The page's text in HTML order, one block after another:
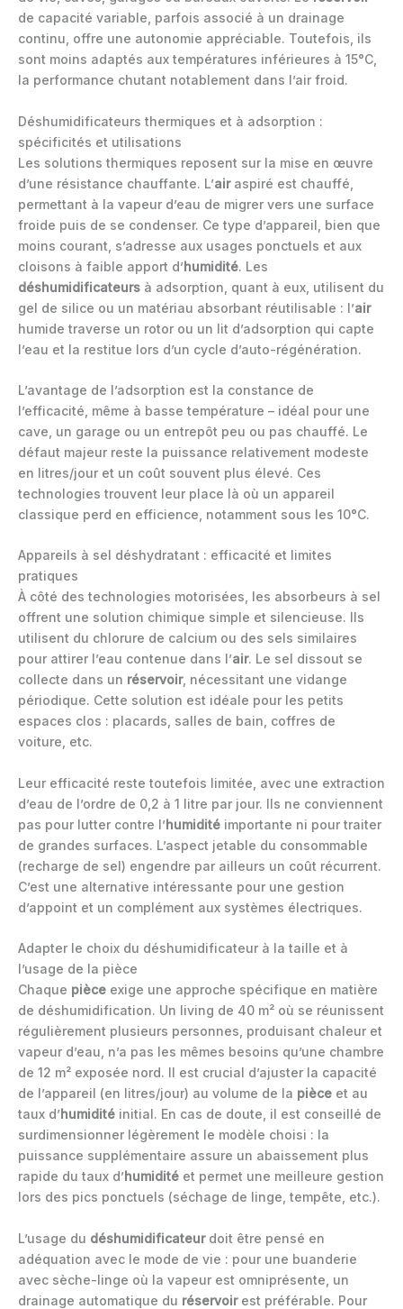
de capacité variable, parfois associé à un drainage
continu, offre une autonomie appréciable. Toutefois, ils
sont moins adaptés aux températures inférieures à 15°C,
la performance chutant notablement dans l’air froid.
Déshumidificateurs thermiques et à adsorption :
spécificités et utilisations
Les solutions thermiques reposent sur la mise en œuvre
d’une résistance chauffante. L’airaspiré est chauffé,
permettant à la vapeur d’eau de migrer vers une surface
froide puis de se condenser. Ce type d’appareil, bien que
moins courant, s’adresse aux usages ponctuels et aux
cloisons à faible apport d’humidité. Les
déshumidificateurs à adsorption, quant à eux, utilisent du
gel de silice ou un matériau absorbant réutilisable : l’air
humide traverse un rotor ou un lit d’adsorption qui capte
l’eau et la restitue lors d’un cycle d’auto-régénération.
L’avantage de l’adsorption est la constance de
l’efficacité, même à basse température – idéal pour une
cave, un garage ou un entrepôt peu ou pas chauffé. Le
défaut majeur reste la puissance relativement modeste
en litres/jour et un coût souvent plus élevé. Ces
technologies trouvent leur place là où un appareil
classique perd en efficience, notamment sous les 10°C.
Appareils à sel déshydratant : efficacité et limites
pratiques
À côté des technologies motorisées, les absorbeurs à sel
offrent une solution chimique simple et silencieuse. Ils
utilisent du chlorure de calcium ou des sels similaires
pour attirer l’eau contenue dans l’air. Le sel dissout se
collecte dans un réservoir, nécessitant une vidange
périodique. Cette solution est idéale pour les petits
espaces clos : placards, salles de bain, coffres de
voiture, etc.
Leur efficacité reste toutefois limitée, avec une extraction
d’eau de l’ordre de 0,2 à 1 litre par jour. Ils ne conviennent
pas pour lutter contre l’humidité importante ni pour traiter
de grandes surfaces. L’aspect jetable du consommable
(recharge de sel) engendre par ailleurs un coût récurrent.
C’est une alternative intéressante pour une gestion
d’appoint et un complément aux systèmes électriques.
Adapter le choix du déshumidificateur à la taille et à
l’usage de la pièce
Chaque pièce exige une approche spécifique en matière
de déshumidification. Un living de 40 m² où se réunissent
régulièrement plusieurs personnes, produisant chaleur et
vapeur d’eau, n’a pas les mêmes besoins qu’une chambre
de 12 m² exposée nord. Il est crucial d’ajuster la capacité
de l’appareil (en litres/jour) au volume de la pièce et au
taux d’humidité initial. En cas de doute, il est conseillé de
surdimensionner légèrement le modèle choisi : la
puissance supplémentaire assure un abaissement plus
rapide du taux d’humidité et permet une meilleure gestion
lors des pics ponctuels (séchage de linge, tempête, etc.).
L’usage du déshumidificateurdoit être pensé en
adéquation avec le mode de vie : pour une buanderie
avec sèche-linge où la vapeur est omniprésente, un
drainage automatique du réservoirest préférable. Pour